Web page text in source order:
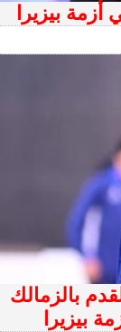
بيزيرا
بالزمالك
بيزيرا